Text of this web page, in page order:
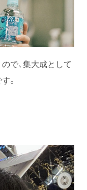
で、集大成として
。